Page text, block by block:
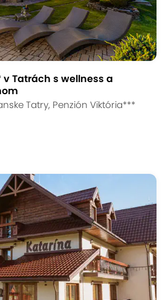
Tatrách s wellness a
Tatry, Penzión Viktória***